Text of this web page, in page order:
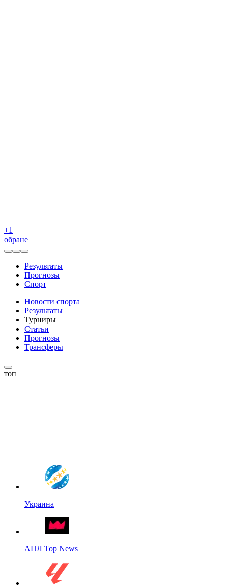
+1
обране
Результаты
Прогнозы
Спорт
Новости спорта
Результаты
Турниры
Статьи
Прогнозы
Трансферы
топ
Украина
АПЛ Top News